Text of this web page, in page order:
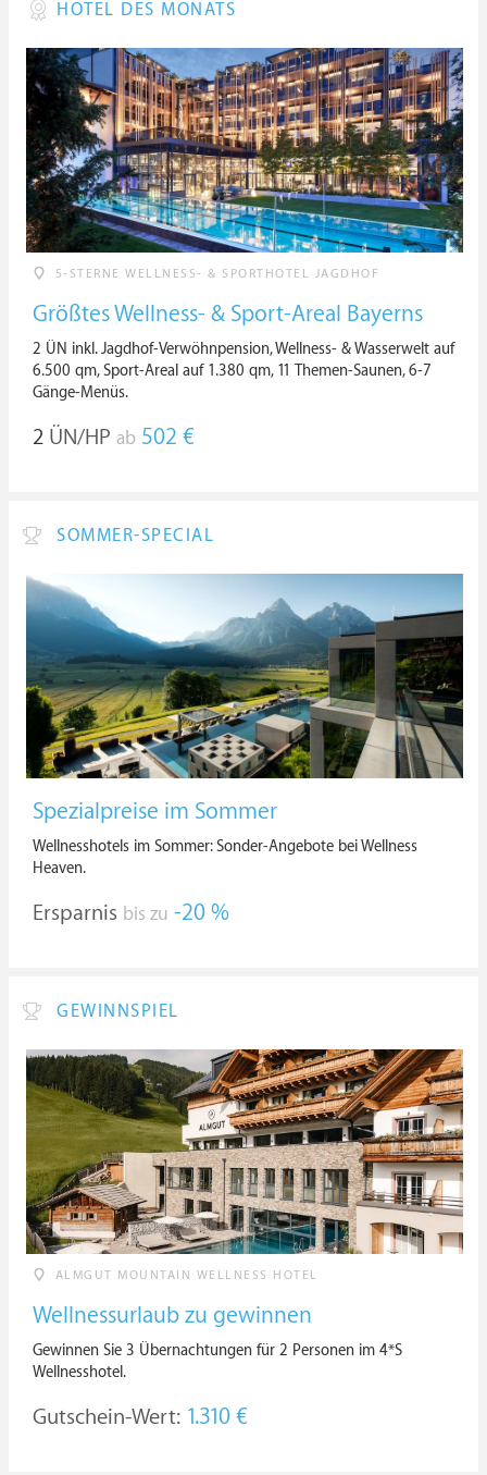
HOTEL DES MONATS
5-STERNE WELLNESS- & SPORTHOTEL JAGDHOF
Größtes Wellness- & Sport-Areal Bayerns
2 ÜN inkl. Jagdhof-Verwöhnpension, Wellness- & Wasserwelt auf
6.500 qm, Sport-Areal auf 1.380 qm, 11 Themen-Saunen, 6-7
Gänge-Menüs.
2 ÜN/HP ab 502 €
SOMMER-SPECIAL
Spezialpreise im Sommer
Wellnesshotels im Sommer: Sonder-Angebote bei Wellness
Heaven.
Ersparnis bis zu -20 %
GEWINNSPIEL
ALMGUT MOUNTAIN WELLNESS HOTEL
Wellnessurlaub zu gewinnen
Gewinnen Sie 3 Übernachtungen für 2 Personen im 4*S
Wellnesshotel.
Gutschein-Wert: 1.310 €